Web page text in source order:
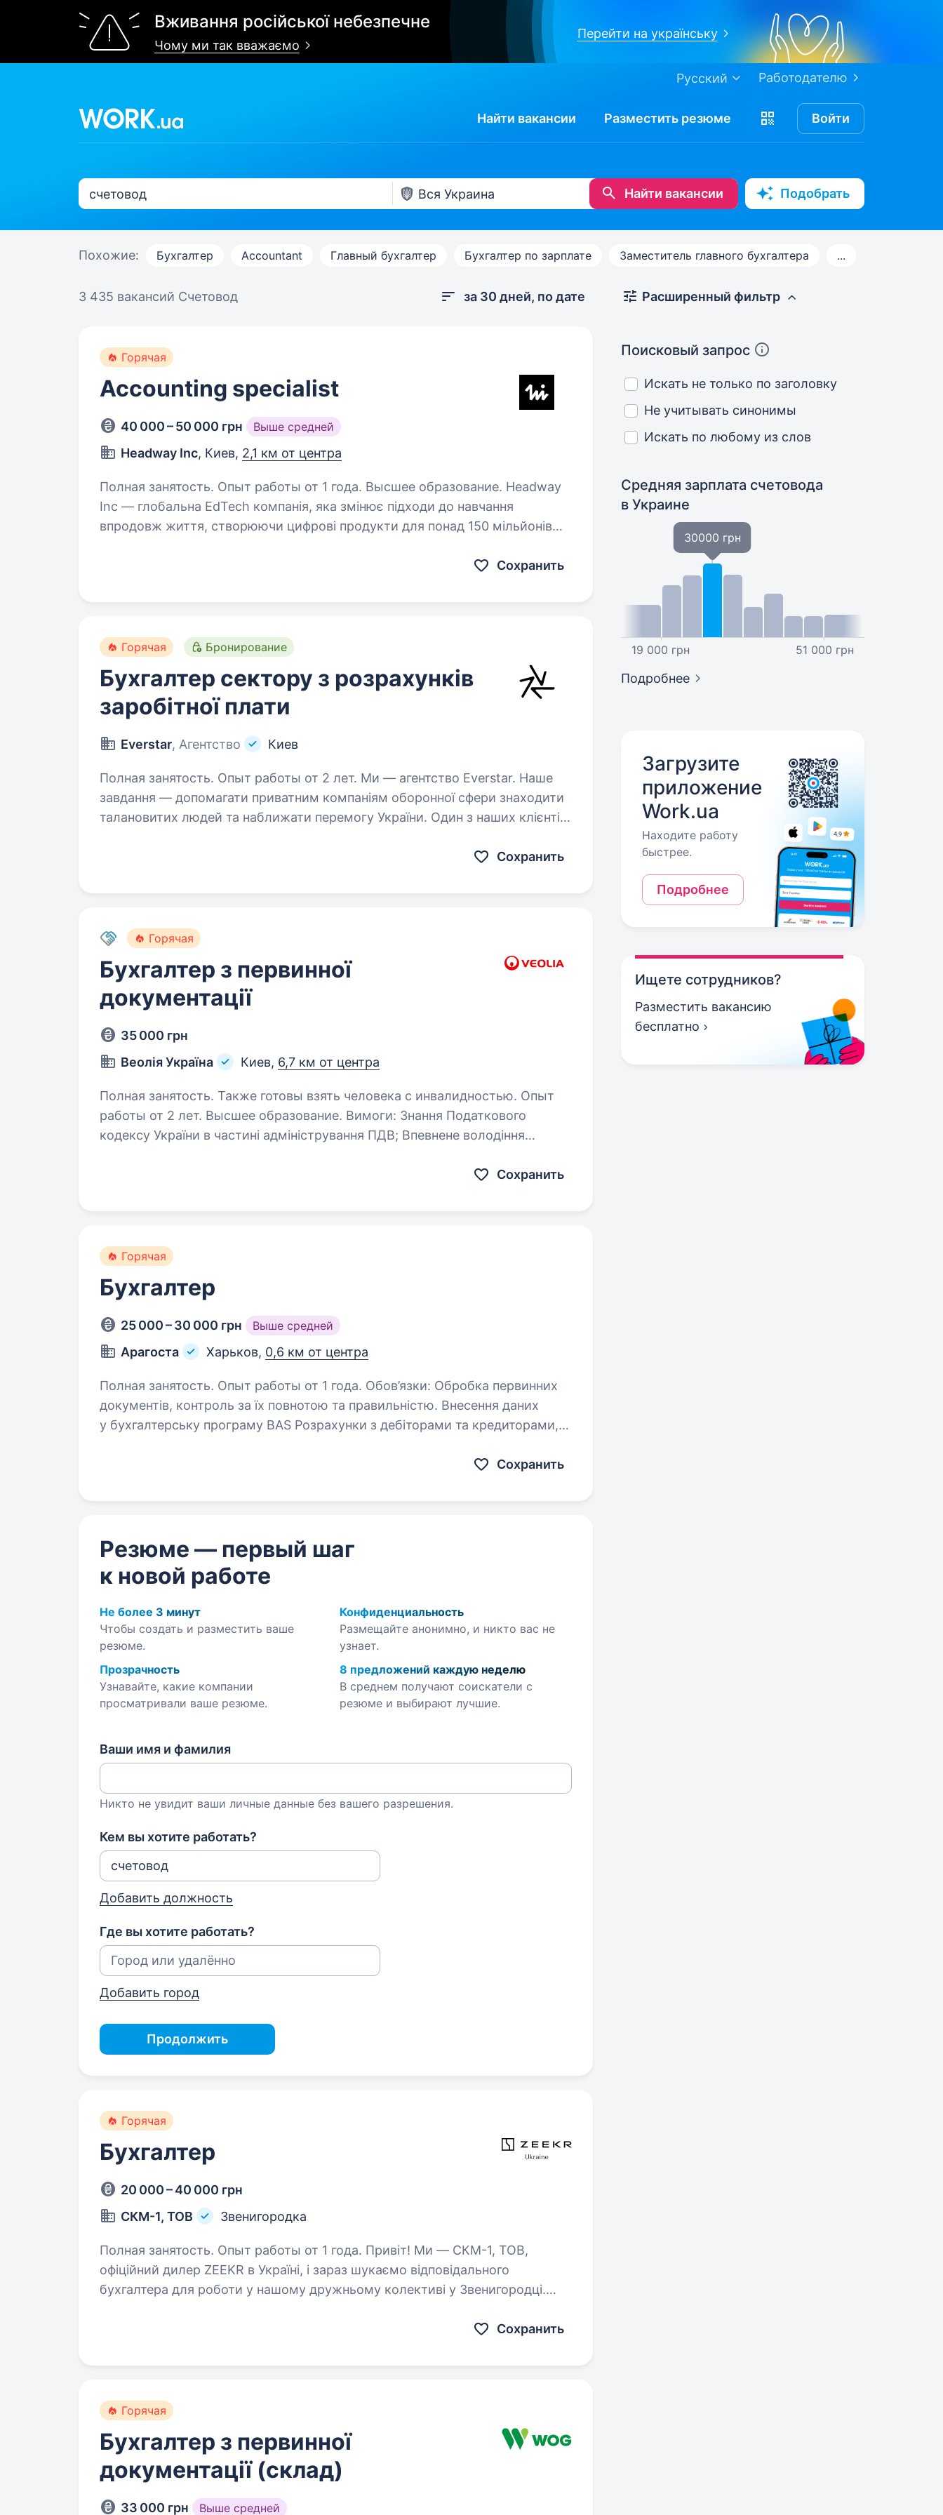
Вживання російської небезпечне
Чому ми так вважаємо
Перейти на українську
Работодателю
Русский
Найти вакансии Разместить резюме Войти
Найти вакансии Подобрать
Похожие: Бухгалтер Accountant Главный бухгалтер Бухгалтер по зарплате Заместитель главного бухгалтера ...
3 435 вакансий Счетовод за 30 дней, по дате
Горячая
Accounting specialist
40 000 – 50 000 грн Выше средней
Headway Inc, Киев, 2,1 км от центра
Полная занятость. Опыт работы от 1 года. Высшее образование. Headway
Inc — глобальна EdTech компанія, яка змінює підходи до навчання
впродовж життя, створюючи цифрові продукти для понад 150 мільйонів
Сохранить
Горячая Бронирование
Бухгалтер сектору з розрахунків
заробітної плати
Everstar, Агентство Киев
Полная занятость. Опыт работы от 2 лет. Ми — агентство Everstar. Наше
завдання — допомагати приватним компаніям оборонної сфери знаходити
талановитих людей та наближати перемогу України. Один з наших клієнтів
Сохранить
Горячая
Бухгалтер з первинної
документації
35 000 грн
Веолія Україна
Киев, 6,7 км от центра
Полная занятость. Также готовы взять человека с инвалидностью. Опыт
работы от 2 лет. Высшее образование. Вимоги: Знання Податкового
кодексу України в частині адміністрування ПДВ; Впевнене володіння
документообігу (M.E.Doc, тощо); Уважність та відповідальність…Сохранить
Горячая
Бухгалтер
25 000 – 30 000 грн Выше средней
Арагоста Харьков, 0,6 км от центра
Полная занятость. Опыт работы от 1 года. Обов’язки: Обробка первинних
документів, контроль за їх повнотою та правильністю. Внесення даних
у бухгалтерську програму BAS Розрахунки з дебіторами та кредиторами,
Сохранить
Резюме — первый шаг
к новой работе
Не более 3 минут
Чтобы создать и разместить ваше
резюме.
Конфиденциальность
Размещайте анонимно, и никто вас не
узнает.
Прозрачность
Узнавайте, какие компании
просматривали ваше резюме.
8 предложений каждую неделю
В среднем получают соискатели с
резюме и выбирают лучшие.
Ваши имя и фамилия
Никто не увидит ваши личные данные без вашего разрешения.
Кем вы хотите работать?
Добавить должность
Где вы хотите работать?
Добавить город
Продолжить
Горячая
Бухгалтер
20 000 – 40 000 грн
СКМ-1, ТОВ
Звенигородка
Полная занятость. Опыт работы от 1 года. Привіт! Ми — СКМ-1, ТОВ,
офіційний дилер ZEEKR в Україні, і зараз шукаємо відповідального
бухгалтера для роботи у нашому дружньому колективі у Звенигородці.
Сохранить
Горячая
Бухгалтер з первинної
документації (склад)
33 000 грн Выше средней
Расширенный фильтр
Поисковый запрос
Искать не только по заголовку
Не учитывать синонимы
Искать по любому из слов
Средняя зарплата счетовода
в Украине
19 000 грн
30000 грн
51 000 грн
Подробнее
Загрузите
приложение
Work.ua
Находите работу
быстрее.
Подробнее
Ищете сотрудников?
Разместить вакансию
бесплатно